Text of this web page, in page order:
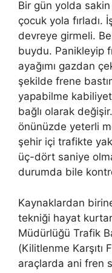
Bir gün yolda
çocuk yola fırladı.
devreye girmeli.
buydu. Panikleyip
ayağımı gazdan
şekilde frene
yapabilme
bağlı olarak
önünüzde yeterli
şehir içi trafikte
üç-dört saniye
durumda bile
Kaynaklardan
tekniği hayat
Müdürlüğü Trafik
(Kilitlenme Karşıtı
araçlarda ani fren